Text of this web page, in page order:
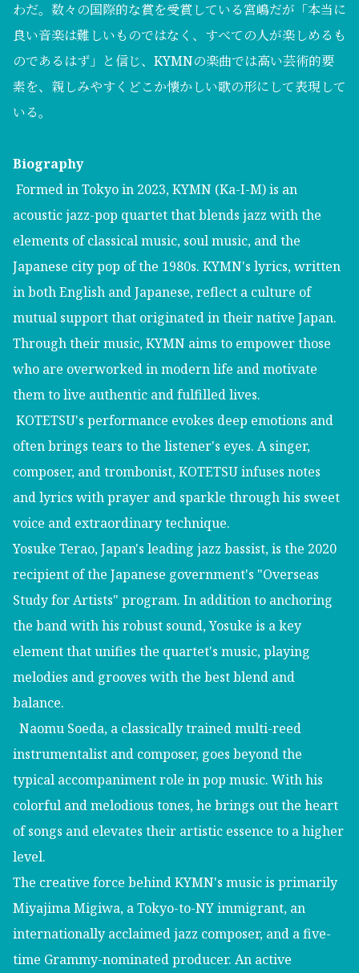
わだ。数々の国際的な賞を受賞している宮嶋だが「本当に
良い音楽は難しいものではなく、すべての人が楽しめるも
のであるはず」と信じ、KYMNの楽曲では高い芸術的要
素を、親しみやすくどこか懐かしい歌の形にして表現して
いる。
Biography
Formed in Tokyo in 2023, KYMN (Ka-I-M) is an
acoustic jazz-pop quartet that blends jazz with the
elements of classical music, soul music, and the
Japanese city pop of the 1980s. KYMN's lyrics, written
in both English and Japanese, reflect a culture of
mutual support that originated in their native Japan.
Through their music, KYMN aims to empower those
who are overworked in modern life and motivate
them to live authentic and fulfilled lives.
KOTETSU's performance evokes deep emotions and
often brings tears to the listener's eyes. A singer,
composer, and trombonist, KOTETSU infuses notes
and lyrics with prayer and sparkle through his sweet
voice and extraordinary technique.
Yosuke Terao, Japan's leading jazz bassist, is the 2020
recipient of the Japanese government's "Overseas
Study for Artists" program. In addition to anchoring
the band with his robust sound, Yosuke is a key
element that unifies the quartet's music, playing
melodies and grooves with the best blend and
balance.
Naomu Soeda, a classically trained multi-reed
instrumentalist and composer, goes beyond the
typical accompaniment role in pop music. With his
colorful and melodious tones, he brings out the heart
of songs and elevates their artistic essence to a higher
level.
The creative force behind KYMN's music is primarily
Miyajima Migiwa, a Tokyo-to-NY immigrant, an
internationally acclaimed jazz composer, and a five-
time Grammy-nominated producer. An active